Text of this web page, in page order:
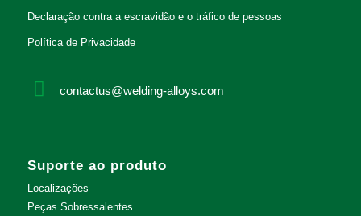
Declaração contra a escravidão e o tráfico de pessoas
Política de Privacidade
contactus@welding-alloys.com
Suporte ao produto
Localizações
Peças Sobressalentes